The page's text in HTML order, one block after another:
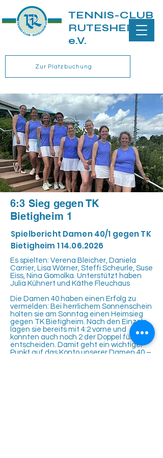
TENNIS-CLUB
RUTESHEIM
e.V.
Zur Platzbuchung
6:3 Sieg gegen TK
Bietigheim 1
Spielbericht Damen 40/1 gegen TK
Bietigheim 1 14.06.2026
Es spielten: Verena Bleicher, Daniela
Carrier, Lisa Wörner, Steffi Scheurle, Suse
Eiss, Nina Gomolka. Unterstützt haben
Julia Kühnert und Käthe Fleuchaus
Die Damen 40 haben einen Erfolg zu
vermelden: Bei herrlichem Sonnenschein
holten sie am Sonntag einen Heimsieg
gegen TK Bietigheim. Nach den Einzeln
lagen sie bereits mit 4:2 vorne und
konnten auch noch 2 der Doppel für sich
entscheiden. Damit geht ein wichtiger
Punkt auf das Konto unserer Damen 40 –